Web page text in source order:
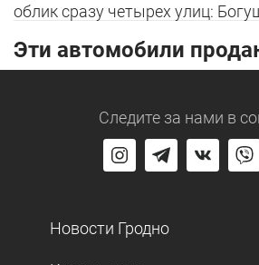
облик сразу четырех улиц:
Эти автомобили
Следите за нами в
Новости Гродно